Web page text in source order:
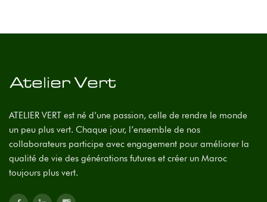
ATELIER VERT est né d’une passion, celle de rendre le monde
un peu plus vert. Chaque jour, l’ensemble de nos
collaborateurs participe avec engagement pour améliorer la
qualité de vie des générations futures et créer un Maroc
toujours plus vert.